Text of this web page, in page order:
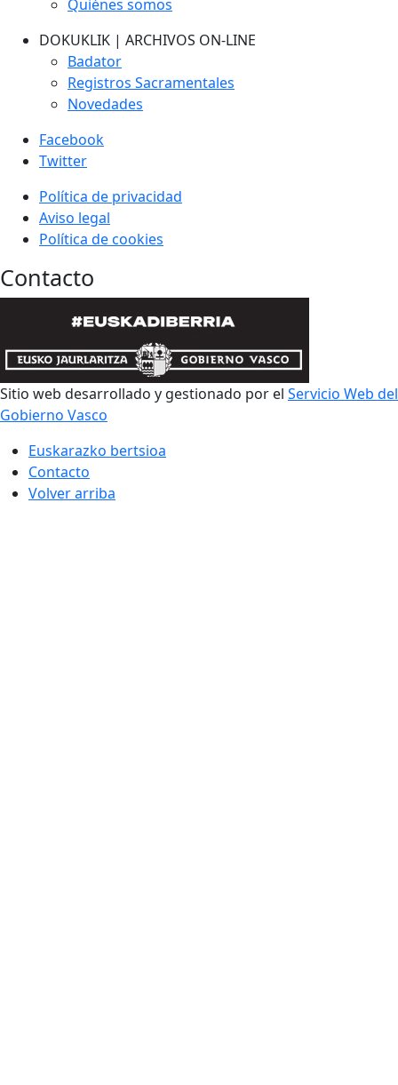
Quiénes somos
DOKUKLIK | ARCHIVOS ON-LINE
Badator
Registros Sacramentales
Novedades
Facebook
Twitter
Política de privacidad
Aviso legal
Política de cookies
Contacto
Sitio web desarrollado y gestionado por el Servicio Web del
Gobierno Vasco
Euskarazko bertsioa
Contacto
Volver arriba